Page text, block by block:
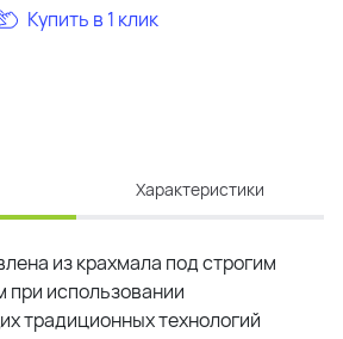
Купить в 1 клик
Характеристики
из крахмала под строгим
при использовании
традиционных технологий